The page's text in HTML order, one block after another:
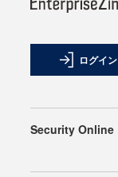
ログイン
Security Online